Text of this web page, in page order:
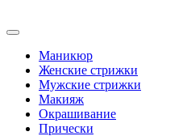
Маникюр
Женские стрижки
Мужские стрижки
Макияж
Окрашивание
Прически